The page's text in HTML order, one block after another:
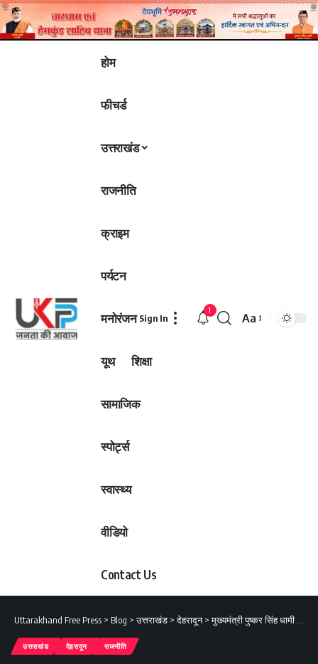
होम
फीचर्ड
उत्तराखंड
राजनीति
क्राइम
पर्यटन
मनोरंजन
यूथ शिक्षा
सामाजिक
स्पोर्ट्स
स्वास्थ्य
वीडियो
Contact Us
Sign In
1
Font
Aa
Uttarakhand Free Press > Blog >उत्तराखंड >देहरादून>मुख्यमंत्री पुष्कर सिंह धामी ने विपक्ष पर जमकर निशाना साधा
उत्तराखंड देहरादून राजनीति